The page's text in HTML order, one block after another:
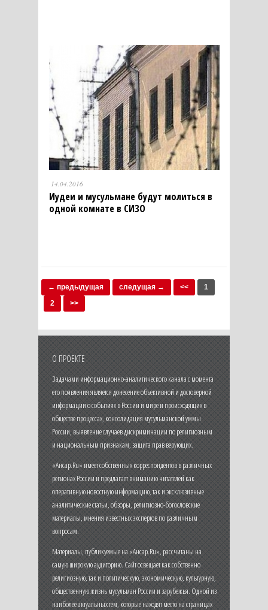
14.04.2016
Иудеи и мусульмане будут молиться в
одной комнате в СИЗО
← предыдущая следущая → <<
1
2
>>
О ПРОЕКТЕ
Задачами информационно-аналитического канала с момента
его появления является донесение объективной и достоверной
информации о событиях в России и мире и происходящих в
обществе процессах, консолидация мусульманской уммы
России, выявление случаев дискриминации по религиозным
и национальным признакам, защита прав верующих.
«Ансар.Ru» имеет собственных корреспондентов в различных
регионах России и предлагает вниманию читателей как
оперативную новостную информацию, так и эксклюзивные
аналитические статьи, обзоры, религиозно-богословские
материалы, мнения известных экспертов по различным
вопросам.
Материалы, публикуемые на «Ансар.Ru», рассчитаны на
самую широкую аудиторию. Сайт освещает как собственно
религиозную, так и политическую, экономическую, культурную,
общественную жизнь мусульман России и зарубежья. Одной из
наиболее актуальных тем, которые находят место на страницах